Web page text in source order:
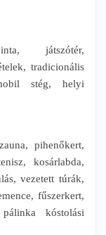
játszótér,
tradicionális
stég, helyi
pihenőkert,
kosárlabda,
vezetett túrák,
fűszerkert,
kóstolási